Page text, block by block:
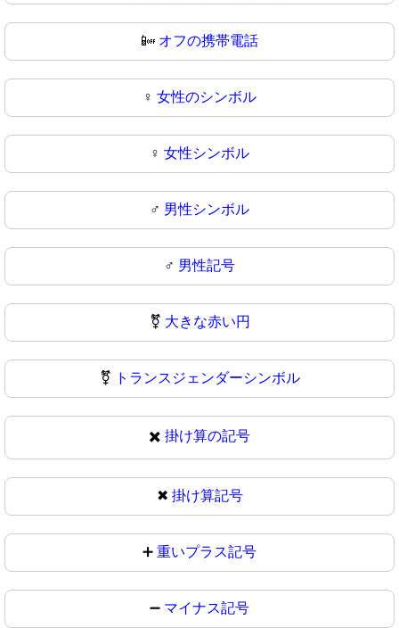
📴 オフの携帯電話
♀️ 女性のシンボル
♀ 女性シンボル
♂️ 男性シンボル
♂ 男性記号
⚧️ 大きな赤い円
⚧ トランスジェンダーシンボル
✖️ 掛け算の記号
✖ 掛け算記号
➕ 重いプラス記号
➖ マイナス記号